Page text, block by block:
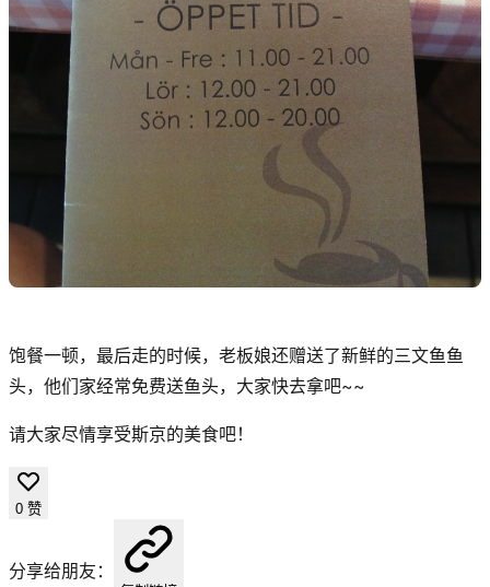
饱餐一顿，最后走的时候，老板娘还赠送了新鲜的三文鱼鱼
头，他们家经常免费送鱼头，大家快去拿吧~~
请大家尽情享受斯京的美食吧！
0 赞
分享给朋友：